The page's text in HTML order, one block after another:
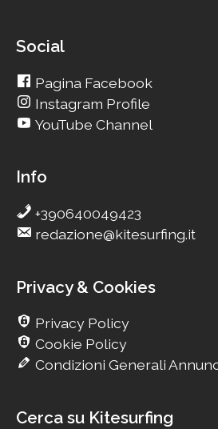
Social
Pagina Facebook
Instagram Profile
YouTube Channel
Info
+390640049423
redazione@kitesurfing.it
Privacy & Cookies
Privacy Policy
Cookie Policy
Condizioni Generali
Cerca su Kitesurfing